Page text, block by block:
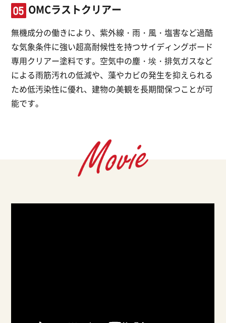
OMCラストクリアー
無機成分の働きにより、紫外線・雨・風・塩害など過酷
な気象条件に強い超高耐候性を持つサイディングボード
専用クリアー塗料です。空気中の塵・埃・排気ガスなど
による雨筋汚れの低減や、藻やカビの発生を抑えられる
ため低汚染性に優れ、建物の美観を長期間保つことが可
能です。